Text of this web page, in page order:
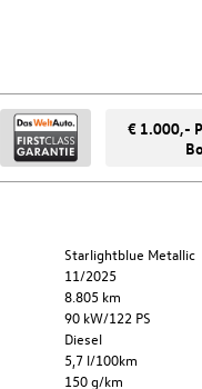
€ 1.000,-
Starlightblue Metallic
11/2025
8.805 km
90 kW/122 PS
Diesel
5,7 l/100km
150 g/km